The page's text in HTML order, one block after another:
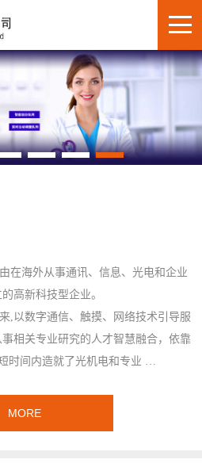
海外从事通讯、信息、光电和企业
的高新科技型企业。
以数字通信、触摸、网络技术引导服
相关专业研究的人才智慧融合，依靠
时间内造就了光机电和专业 …
MORE